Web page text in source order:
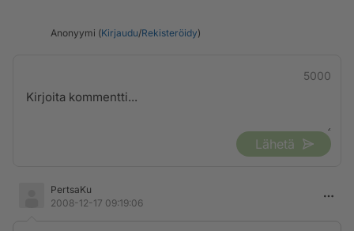
Anonyymi (Kirjaudu/Rekisteröidy)
5000
Lähetä
PertsaKu
2008-12-17 09:19:06